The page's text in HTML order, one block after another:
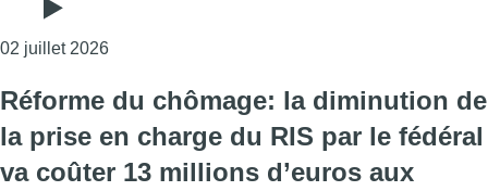
02 juillet 2026Consulter l'article "Olivier Willocx sur le Foyer
Réforme du chômage: la diminution de
la prise en charge du RIS par le fédéral
va coûter 13 millions d’euros aux